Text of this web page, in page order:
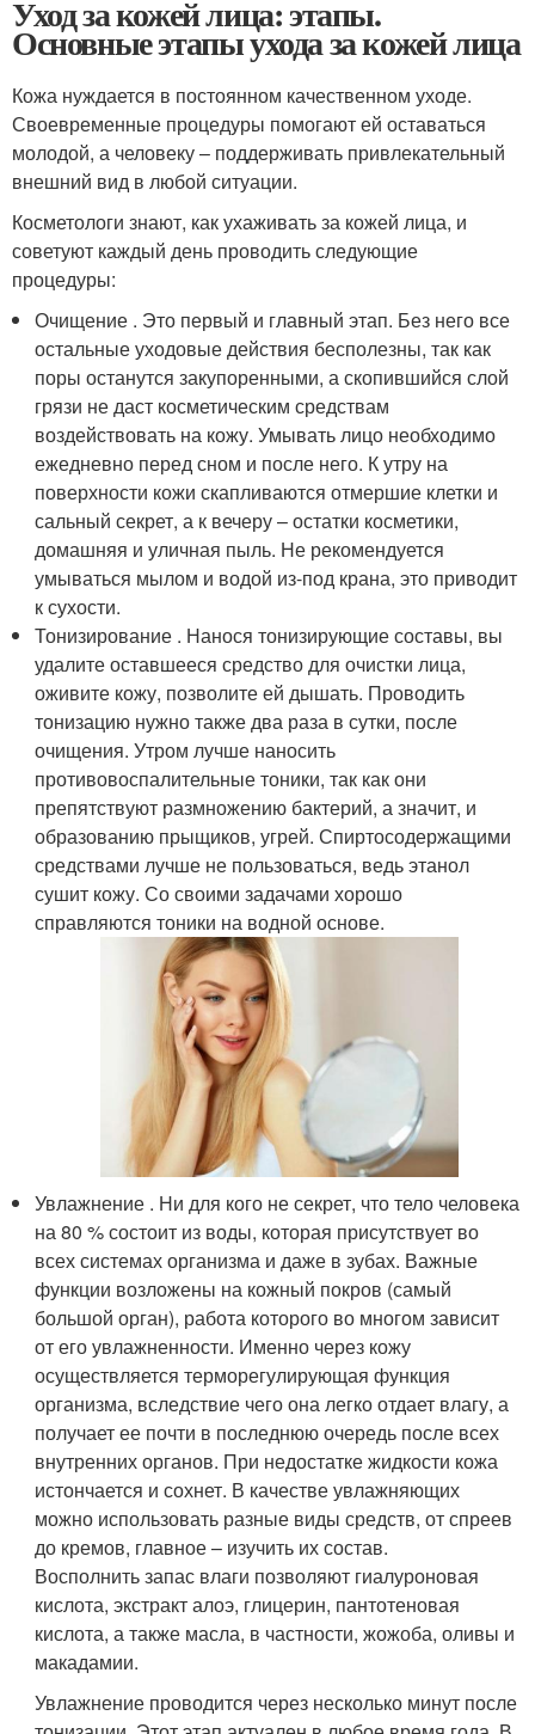
Уход за кожей лица: этапы.
Основные этапы ухода за кожей лица
Кожа нуждается в постоянном качественном уходе.
Своевременные процедуры помогают ей оставаться
молодой, а человеку – поддерживать привлекательный
внешний вид в любой ситуации.
Косметологи знают, как ухаживать за кожей лица, и
советуют каждый день проводить следующие
процедуры:
Очищение . Это первый и главный этап. Без него все
остальные уходовые действия бесполезны, так как
поры останутся закупоренными, а скопившийся слой
грязи не даст косметическим средствам
воздействовать на кожу. Умывать лицо необходимо
ежедневно перед сном и после него. К утру на
поверхности кожи скапливаются отмершие клетки и
сальный секрет, а к вечеру – остатки косметики,
домашняя и уличная пыль. Не рекомендуется
умываться мылом и водой из-под крана, это приводит
к сухости.
Тонизирование . Нанося тонизирующие составы, вы
удалите оставшееся средство для очистки лица,
оживите кожу, позволите ей дышать. Проводить
тонизацию нужно также два раза в сутки, после
очищения. Утром лучше наносить
противовоспалительные тоники, так как они
препятствуют размножению бактерий, а значит, и
образованию прыщиков, угрей. Спиртосодержащими
средствами лучше не пользоваться, ведь этанол
сушит кожу. Со своими задачами хорошо
справляются тоники на водной основе.
Увлажнение . Ни для кого не секрет, что тело человека
на 80 % состоит из воды, которая присутствует во
всех системах организма и даже в зубах. Важные
функции возложены на кожный покров (самый
большой орган), работа которого во многом зависит
от его увлажненности. Именно через кожу
осуществляется терморегулирующая функция
организма, вследствие чего она легко отдает влагу, а
получает ее почти в последнюю очередь после всех
внутренних органов. При недостатке жидкости кожа
истончается и сохнет. В качестве увлажняющих
можно использовать разные виды средств, от спреев
до кремов, главное – изучить их состав.
Восполнить запас влаги позволяют гиалуроновая
кислота, экстракт алоэ, глицерин, пантотеновая
кислота, а также масла, в частности, жожоба, оливы и
макадамии.
Увлажнение проводится через несколько минут после